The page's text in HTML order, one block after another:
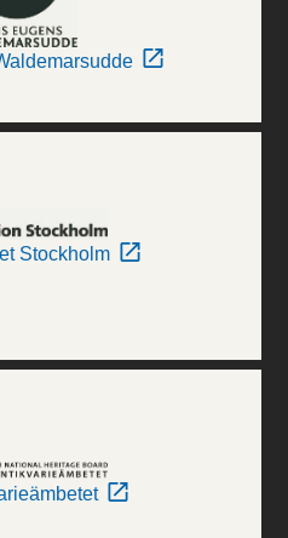
Stockholm